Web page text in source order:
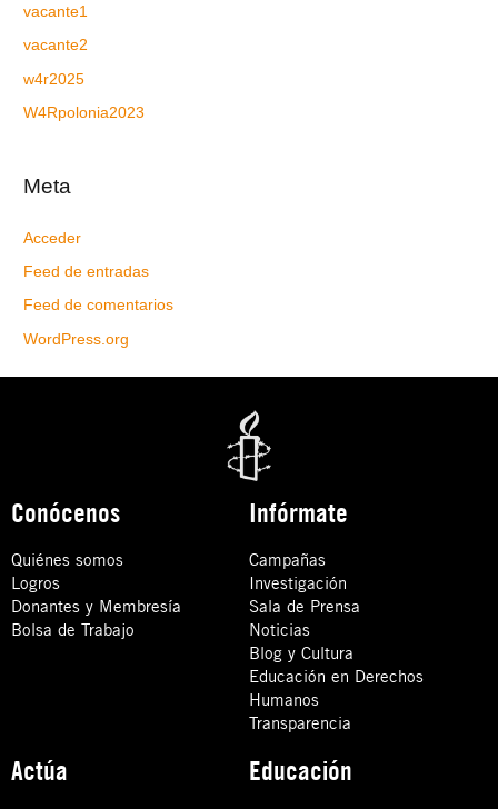
vacante1
vacante2
w4r2025
W4Rpolonia2023
Meta
Acceder
Feed de entradas
Feed de comentarios
WordPress.org
Conócenos
Quiénes somos
Logros
Donantes y Membresía
Bolsa de Trabajo
Infórmate
Campañas
Investigación
Sala de Prensa
Noticias
Blog y Cultura
Educación en Derechos
Humanos
Transparencia
Actúa Educación